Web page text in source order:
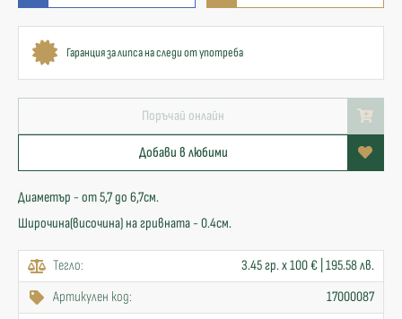
Гаранция за липса на следи от употреба
Поръчай онлайн
Добави в любими
Диаметър - от 5,7 до 6,7см.
Широчина(височина) на гривната - 0.4см.
Тегло:
3.45 гр. x 100 € | 195.58 лв.
Артикулен код:
17000087